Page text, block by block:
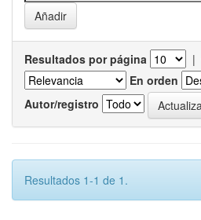
Resultados por página |
En orden
Autor/registro
Resultados 1-1 de 1.